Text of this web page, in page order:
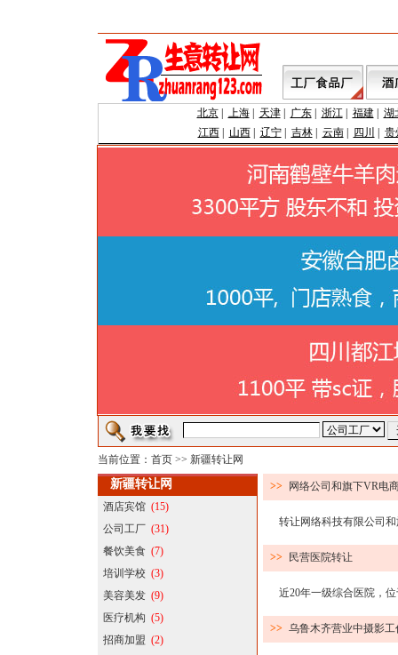
北京| 上海| 天津| 广东| 浙江| 福建| 湖
江西| 山西| 辽宁| 吉林| 云南| 四川 贵
当前位置： 首页 >> 新疆转让网
新疆转让网
酒店宾馆 (15)
公司工厂 (31)
餐饮美食 (7)
培训学校 (3)
美容美发 (9)
医疗机构 (5)
招商加盟 (2)
>> 网络公司和旗下VR电
转让网络科技有限公司和
>> 民营医院转让
近20年一级综合医院，位
>> 乌鲁木齐营业中摄影工